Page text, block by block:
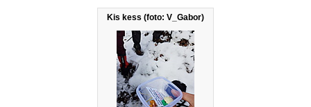
Kis kess (foto: V_Gabor)